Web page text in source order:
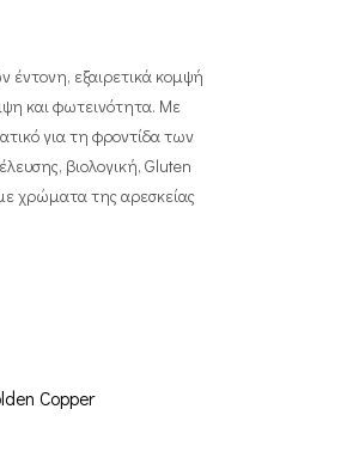
έντονη, εξαιρετικά κομψή
και φωτεινότητα. Με
για τη φροντίδα των
βιολογική, Gluten
χρώματα της αρεσκείας
Copper